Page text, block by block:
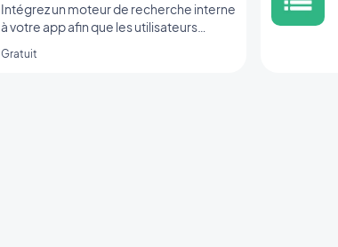
Intégrez un moteur de recherche interne
à votre app afin que les utilisateurs
grâce à l’extension Recherche de
Gratuit